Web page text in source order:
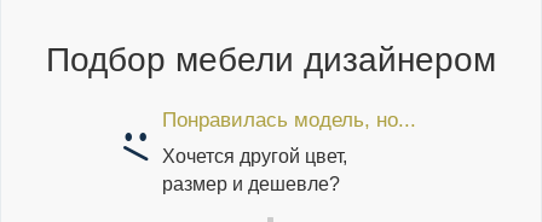
Подбор мебели дизайнером
Понравилась модель, но...
Хочется другой цвет,
размер и дешевле?